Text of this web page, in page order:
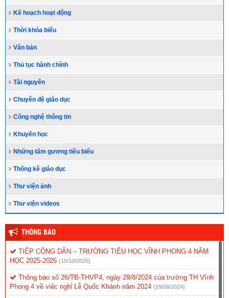
Kế hoạch hoạt động
Thời khóa biểu
Văn bản
Thủ tục hành chính
Tài nguyên
Chuyên đề giáo dục
Công nghệ thông tin
Khuyến học
Những tấm gương tiêu biểu
Thống kê giáo dục
Thư viện ảnh
Thư viện videos
THÔNG BÁO
TIẾP CÔNG DÂN – TRƯỜNG TIỂU HỌC VĨNH PHONG 4 NĂM
HỌC 2025-2026 (10/10/2025)
Thông báo số 26/TB-THVP4, ngày 29/8/2024 của trường TH Vĩnh
Phong 4 về việc nghỉ Lễ Quốc Khánh năm 2024 (29/08/2024)